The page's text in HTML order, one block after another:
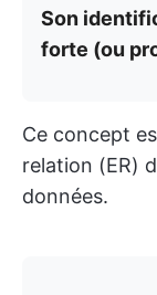
Son
forte (ou
Ce concept
relation (ER)
données.